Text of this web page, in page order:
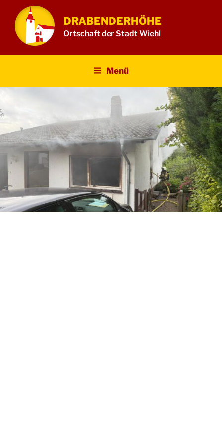
Inhalt
springen
DRABENDERHÖHE
Ortschaft der Stadt Wiehl
Menü